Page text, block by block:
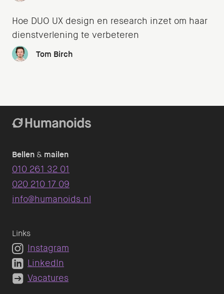
Hoe DUO UX design en research inzet om haar
dienstverlening te verbeteren
Tom Birch
Bellen & mailen
010 261 32 01
020 210 17 09
info@humanoids.nl
Links
Instagram
LinkedIn
Vacatures